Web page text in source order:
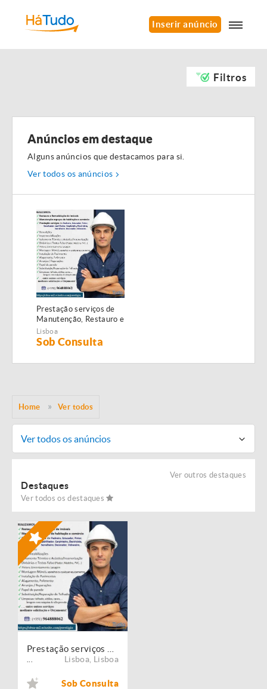
Inserir anúncio
Filtros
Anúncios em destaque
Alguns anúncios que destacamos para si.
Ver todos os anúncios
Prestação serviços de
Manutenção, Restauro e
Remodelação de
imóveis!
Lisboa
Sob Consulta
Home Ver todos
Ver todos os anúncios
Ver outros destaques
Destaques
Ver todos os destaques
Lisboa Lisboa
Sob Consulta